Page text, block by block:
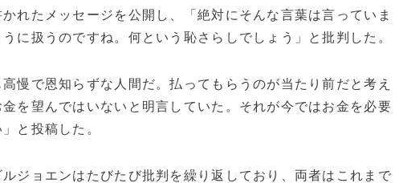
れたメッセージを公開し、「絶対にそんな言葉は言っていま
に扱うのですね。何という恥さらしでしょう」と批判した。
慢で恩知らずな人間だ。払ってもらうのが当たり前だと考え
を望んではいないと明言していた。それが今ではお金を必要
と投稿した。
ジョエンはたびたび批判を繰り返しており、両者はこれまで